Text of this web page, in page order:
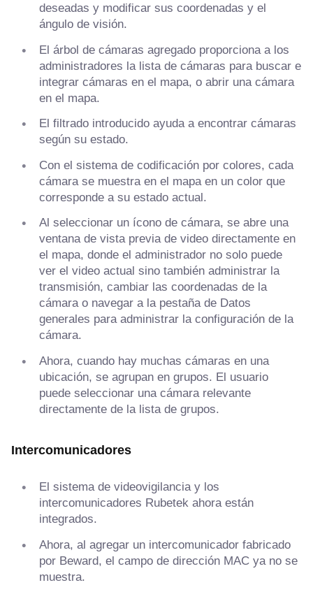
deseadas y modificar sus coordenadas y el
ángulo de visión.
El árbol de cámaras agregado proporciona a los
administradores la lista de cámaras para buscar e
integrar cámaras en el mapa, o abrir una cámara
en el mapa.
El filtrado introducido ayuda a encontrar cámaras
según su estado.
Con el sistema de codificación por colores, cada
cámara se muestra en el mapa en un color que
corresponde a su estado actual.
Al seleccionar un ícono de cámara, se abre una
ventana de vista previa de video directamente en
el mapa, donde el administrador no solo puede
ver el video actual sino también administrar la
transmisión, cambiar las coordenadas de la
cámara o navegar a la pestaña de Datos
generales para administrar la configuración de la
cámara.
Ahora, cuando hay muchas cámaras en una
ubicación, se agrupan en grupos. El usuario
puede seleccionar una cámara relevante
directamente de la lista de grupos.
Intercomunicadores
El sistema de videovigilancia y los
intercomunicadores Rubetek ahora están
integrados.
Ahora, al agregar un intercomunicador fabricado
por Beward, el campo de dirección MAC ya no se
muestra.